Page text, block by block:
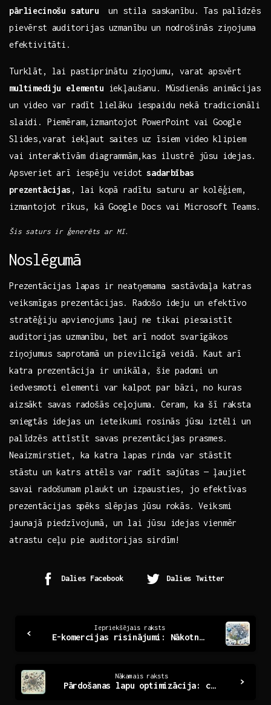
pārliecinošu ‌saturu ⁣ un stila saskanību. Tas palīdzēs
pievērst ‌auditorijas uzmanību ‍un nodrošinās⁤ ziņojuma
⁤efektivitāti.
Turklāt, lai⁢ pastiprinātu ziņojumu, varat apsvērt
multimediju‌ elementu iekļaušanu. Mūsdienās animācijas
un video‌ var radīt ‍lielāku iespaidu ⁤nekā⁣ tradicionāli
‍slaidi. Piemēram,izmantojot ‌PowerPoint ​vai ‍Google
‌Slides,varat iekļaut saites uz īsiem video klipiem
vai interaktīvām‍ diagrammām,kas ilustrē jūsu idejas.
Apsveriet arī iespēju veidotsadarbības
prezentācijas , lai kopā radītu ‌saturu ar ⁤kolēģiem,
⁣izmantojot rīkus,‍ kā Google Docs vai Microsoft Teams.
Šis saturs⁤ ir‌ ģenerēts ‍ar MI.
Noslēgumā
Prezentācijas ​lapas ir neatņemama sastāvdaļa katras​
veiksmīgas‍ prezentācijas. Radošo ideju un efektīvo
stratēģiju apvienojums ļauj ne tikai piesaistīt
auditorijas uzmanību, bet arī nodot svarīgākos
ziņojumus saprotamā un pievilcīgā⁢ veidā. Kaut ⁣arī
⁣katra prezentācija ir ⁣unikāla, šie​ padomi‍ un
iedvesmoti elementi var kalpot par bāzi, no kuras
aizsākt savas radošās ceļojuma. Ceram, ka šī ‍raksta
sniegtās idejas un ‌ieteikumi⁤ rosinās jūsu iztēli un
‌palīdzēs attīstīt savas prezentācijas prasmes.
Neaizmirstiet, ka katra ⁤lapas rinda var stāstīt
stāstu un katrs attēls var radīt ‍sajūtas — ļaujiet
savai radošumam plaukt un izpausties, jo ‌efektīvas
prezentācijas ⁣spēks slēpjas jūsu ‍rokās. Veiksmi
jaunajā piedzīvojumā, un lai jūsu idejas ​vienmēr
atrastu ceļu⁢ pie​ auditorijas sirdīm!
Dalies Facebook Dalies Twitter
Reading
Iepriekšējais raksts
E-komercijas risinājumi: Nākotne un iespējas Latvijā
Nākamais raksts
Pārdošanas lapu optimizācija: ceļš uz efektīvāku pārdošanu